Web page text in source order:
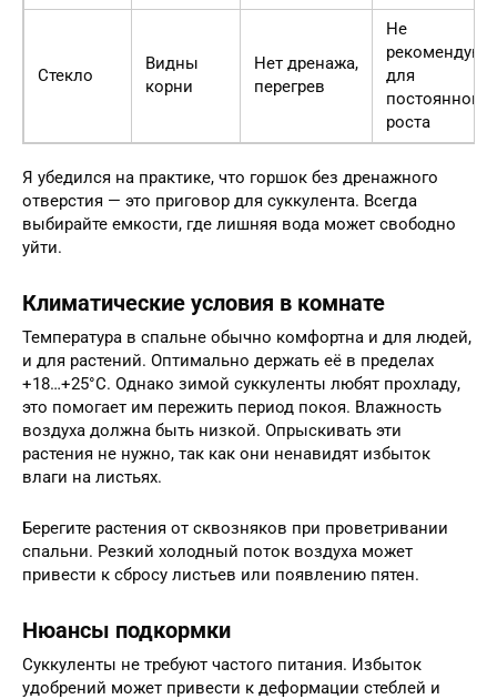
Стекло
Видны
корни
Нет дренажа,
перегрев
Не
рекомендую
для
постоянного
роста
Я убедился на практике, что горшок без дренажного
отверстия — это приговор для суккулента. Всегда
выбирайте емкости, где лишняя вода может свободно
уйти.
Климатические условия в комнате
Температура в спальне обычно комфортна и для людей,
и для растений. Оптимально держать её в пределах
+18…+25°C. Однако зимой суккуленты любят прохладу,
это помогает им пережить период покоя. Влажность
воздуха должна быть низкой. Опрыскивать эти
растения не нужно, так как они ненавидят избыток
влаги на листьях.
Берегите растения от сквозняков при проветривании
спальни. Резкий холодный поток воздуха может
привести к сбросу листьев или появлению пятен.
Нюансы подкормки
Суккуленты не требуют частого питания. Избыток
удобрений может привести к деформации стеблей и